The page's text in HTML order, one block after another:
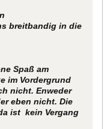
breitbandig in die
Spaß am
im Vordergrund
nicht. Enweder
eben nicht. Die
ist kein Vergang